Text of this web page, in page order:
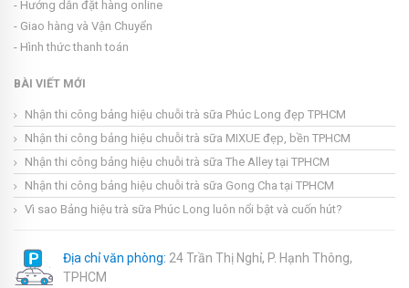
- Hướng dẫn đặt hàng online
- Giao hàng và Vận Chuyển
- Hình thức thanh toán
BÀI VIẾT MỚI
Nhận thi công bảng hiệu chuỗi trà sữa Phúc Long đẹp TPHCM
Nhận thi công bảng hiệu chuỗi trà sữa MIXUE đẹp, bền TPHCM
Nhận thi công bảng hiệu chuỗi trà sữa The Alley tại TPHCM
Nhận thi công bảng hiệu chuỗi trà sữa Gong Cha tại TPHCM
Vì sao Bảng hiệu trà sữa Phúc Long luôn nổi bật và cuốn hút?
Địa chỉ văn phòng: 24 Trần Thị Nghỉ, P. Hạnh Thông,
TPHCM